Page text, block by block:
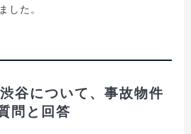
した。
谷について、事故物件
問と回答